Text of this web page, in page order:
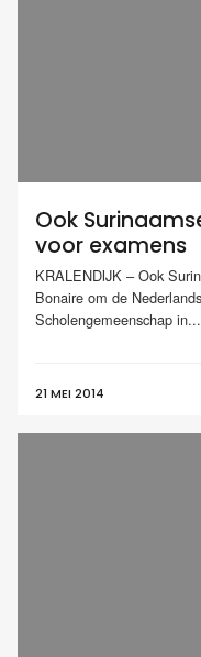
Ook
voor examens
KRALENDIJK – Ook
Bonaire om de
Scholengemeenschap in...
21 MEI 2014